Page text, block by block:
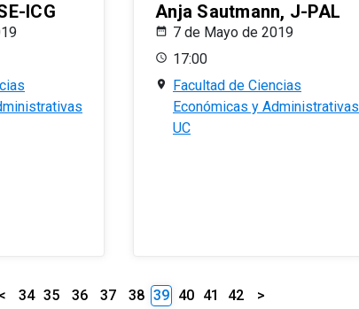
ICG Anja Sautmann, J-PAL
7 de Mayo de 2019
17:00
Facultad de Ciencias
Económicas y Administrativas
UC
< 34 35 36 37 38 39 40 41 42 >